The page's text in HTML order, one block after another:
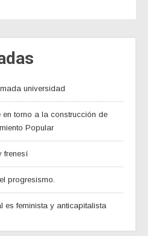
universidad
torno a la construcción de
Popular
frenesí
progresismo.
es feminista y anticapitalista